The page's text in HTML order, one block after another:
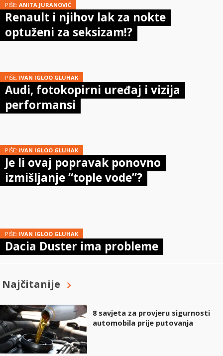
PIŠE: ANITA JURANOVIĆ
Renault i njihov lak za nokte
optuženi za seksizam!?
PIŠE: IVAN IGLOO GLUHAK
Audi, fotokopirni uređaj i vizija
performansi
PIŠE: IVAN IGLOO GLUHAK
Je li ovaj popravak ponovno
izmišljanje “tople vode”?
PIŠE: IVAN IGLOO GLUHAK
Dacia Duster ima probleme
Najčitanije
8 savjeta za provjeru sigurnosti
automobila prije putovanja